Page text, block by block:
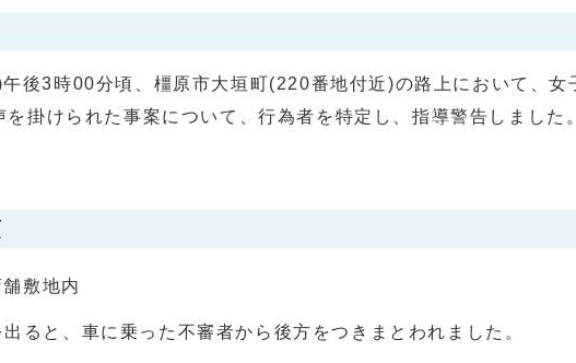
後3時00分頃、橿原市大垣町(220番地付近)の路上において、女
掛けられた事案について、行為者を特定し、指導警告しました。
敷地内
ると、車に乗った不審者から後方をつきまとわれました。